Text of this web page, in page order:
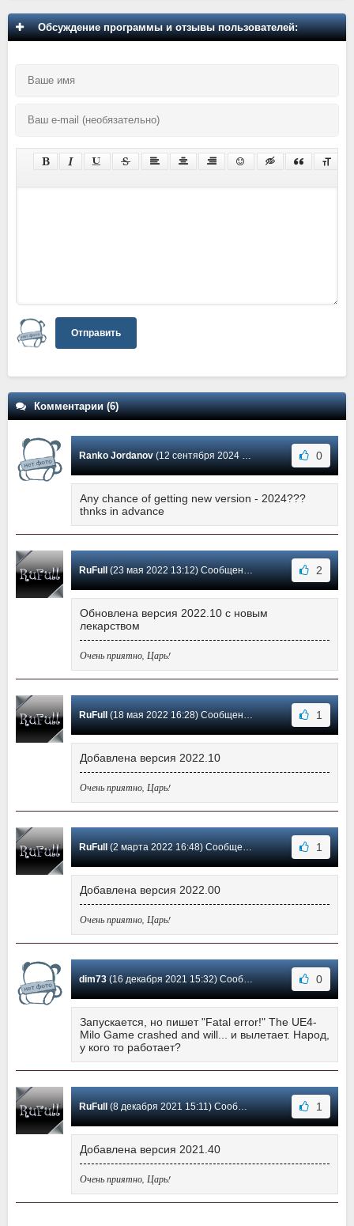
Обсуждение программы и отзывы пользователей:
Отправить
Комментарии (6)
Ranko Jordanov(12 сентября 2024 20:04) Сообщение #6 0
Any chance of getting new version - 2024???
thnks in advance
RuFull (23 мая 2022 13:12) Сообщение #5 2
Обновлена версия 2022.10 с новым
лекарством
Очень приятно, Царь!
RuFull (18 мая 2022 16:28) Сообщение #4 1
Добавлена версия 2022.10
Очень приятно, Царь!
RuFull (2 марта 2022 16:48) Сообщение #3 1
Добавлена версия 2022.00
Очень приятно, Царь!
dim73(16 декабря 2021 15:32) Сообщение #2 0
Запускается, но пишет "Fatal error!" The UE4-
Milo Game crashed and will... и вылетает. Народ,
у кого то работает?
RuFull (8 декабря 2021 15:11) Сообщение #1 1
Добавлена версия 2021.40
Очень приятно, Царь!